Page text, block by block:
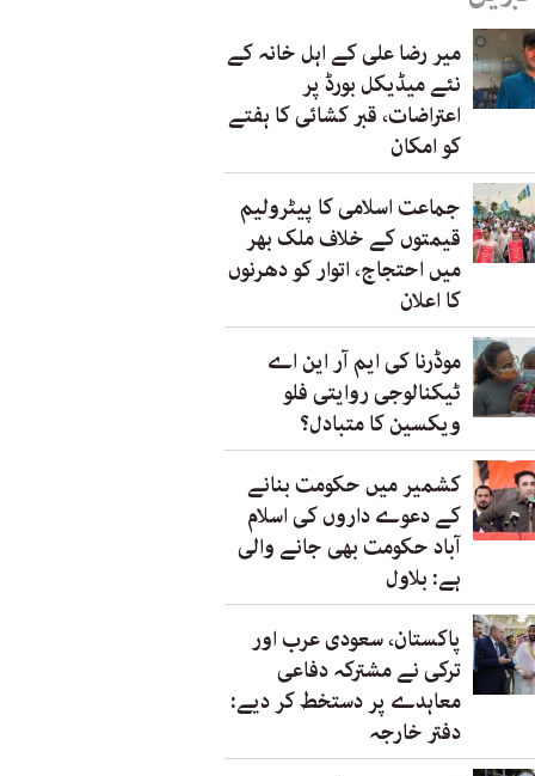
میر رضا علی کے اہل خانہ کے
نئے میڈیکل بورڈ پر
اعتراضات، قبر کشائی کا ہفتے
کو امکان
جماعت اسلامی کا پیٹرولیم
قیمتوں کے خلاف ملک بھر
میں احتجاج، اتوار کو دھرنوں
کا اعلان
موڈرنا کی ایم آر این اے
ٹیکنالوجی روایتی فلو
ویکسین کا متبادل؟
کشمیر میں حکومت بنانے
کے دعوے داروں کی اسلام
آباد حکومت بھی جانے والی
ہے: بلاول
پاکستان، سعودی عرب اور
ترکی نے مشترکہ دفاعی
معاہدے پر دستخط کر دیے:
دفتر خارجہ